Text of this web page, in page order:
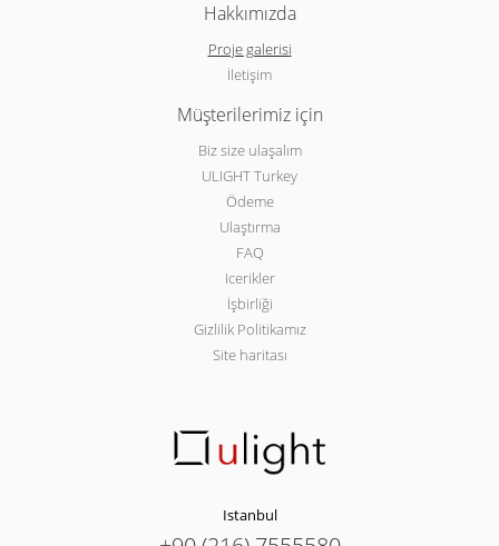
Hakkımızda
Proje galerisi
İletişim
Müşterilerimiz için
Biz size ulaşalım
ULIGHT Turkey
Ödeme
Ulaştırma
FAQ
Icerikler
İşbirliği
Gizlilik Politikamız
Site haritası
Istanbul